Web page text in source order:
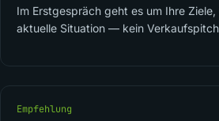
Im Erstgespräch geht es um Ihre
aktuelle Situation — kein
Empfehlung